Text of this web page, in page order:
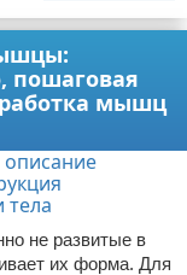
пошаговая
мышц
не развитые в
их форма. Для